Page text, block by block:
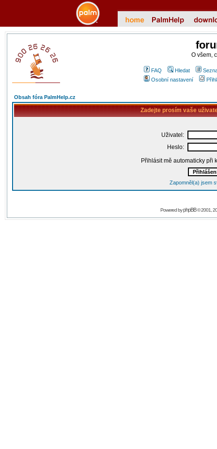
O všem,
FAQ Hledat
Osobní nastavení
Obsah fóra PalmHelp.cz
Zadejte prosím vaše
Uživatel:
Heslo:
Přihlásit mě automaticky při
Zapomněl(a) jsem
Powered byphpBB© 2001,